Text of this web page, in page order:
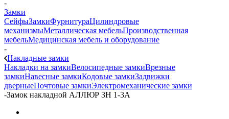
-
Замки
СейфыЗамкиФурнитураЦилиндровые
механизмыМеталлическая мебельПроизводственная
мебельМедицинская мебель и оборудование
-
Накладные замки
Накладки на замкиВелосипедные замкиВрезные
замкиНавесные замкиКодовые замкиЗадвижки
дверныеПочтовые замкиЭлектромеханические замки
-Замок накладной АЛЛЮР ЗН 1-3А